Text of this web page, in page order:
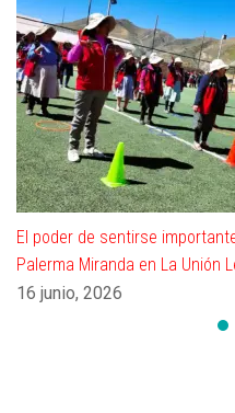
El poder de sentirse
Palerma Miranda en La Unión
16 junio, 2026